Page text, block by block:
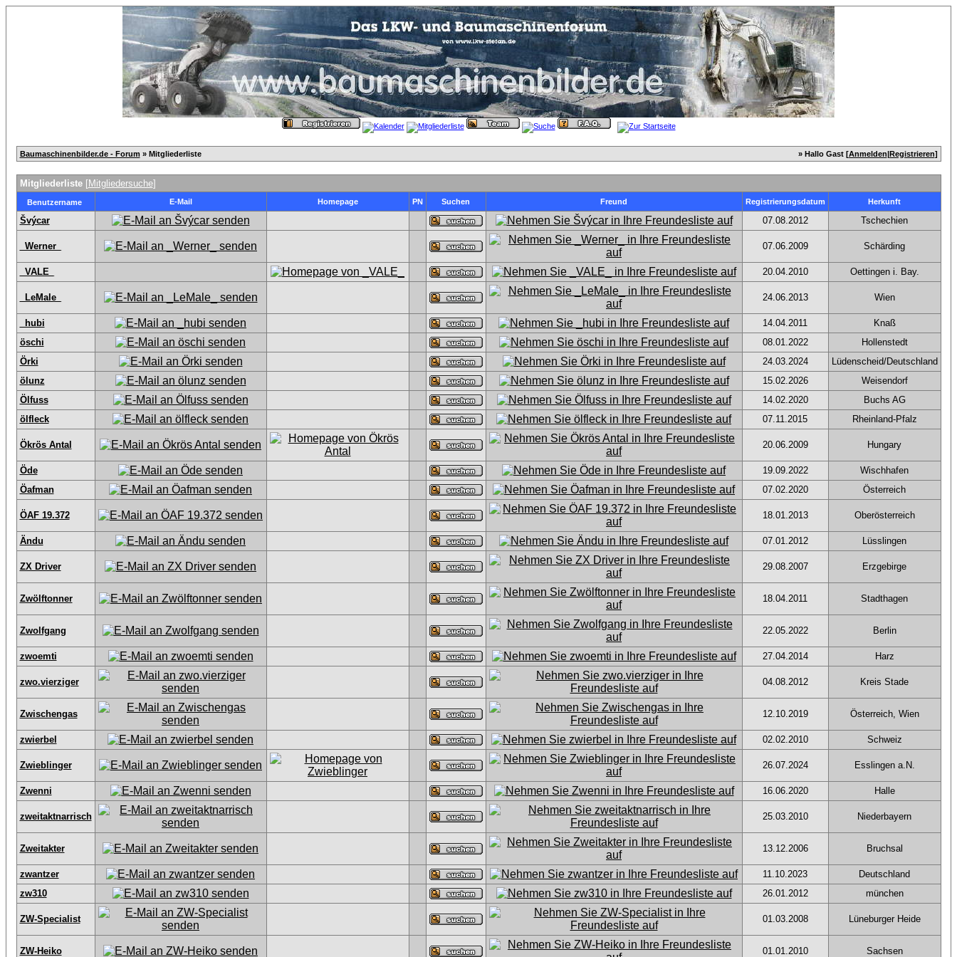
Baumaschinenbilder.de - Forum » Mitgliederliste » Hallo Gast [Anmelden|Registrieren]
Mitgliederliste[Mitgliedersuche]
Benutzername E-Mail Homepage PN Suchen Freund Registrierungsdatum Herkunft
Švýcar 07.08.2012 Tschechien
_Werner_ 07.06.2009 Schärding
_VALE_ 20.04.2010 Oettingen i. Bay.
_LeMale_ 24.06.2013 Wien
_hubi 14.04.2011
Knaß
öschi
08.01.2022
Hollenstedt
Örki
24.03.2024
Lüdenscheid/Deutschland
ölunz
15.02.2026
Weisendorf
Ölfuss
14.02.2020
Buchs AG
ölfleck
07.11.2015 Rheinland-Pfalz
Ökrös Antal 20.06.2009 Hungary
Öde 19.09.2022
Wischhafen
Öafman
07.02.2020 Österreich
ÖAF 19.372 18.01.2013 Oberösterreich
Ändu 07.01.2012 Lüsslingen
ZX Driver 29.08.2007 Erzgebirge
Zwölftonner 18.04.2011 Stadthagen
Zwolfgang 22.05.2022 Berlin
zwoemti 27.04.2014 Harz
zwo.vierziger 04.08.2012 Kreis Stade
Zwischengas 12.10.2019 Österreich, Wien
zwierbel 02.02.2010 Schweiz
Zwieblinger 26.07.2024 Esslingen a.N.
Zwenni 16.06.2020 Halle
zweitaktnarrisch 25.03.2010 Niederbayern
Zweitakter 13.12.2006 Bruchsal
zwantzer 11.10.2023
Deutschland
zw310
26.01.2012 münchen
ZW-Specialist 01.03.2008 Lüneburger Heide
ZW-Heiko 01.01.2010 Sachsen